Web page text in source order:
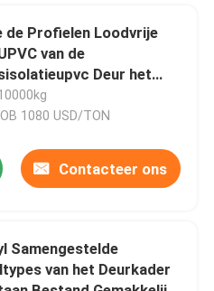
de Profielen Loodvrije
van de
Deur het
1080 USD/TON
Contacteer ons
Samengestelde
van het Deurkader